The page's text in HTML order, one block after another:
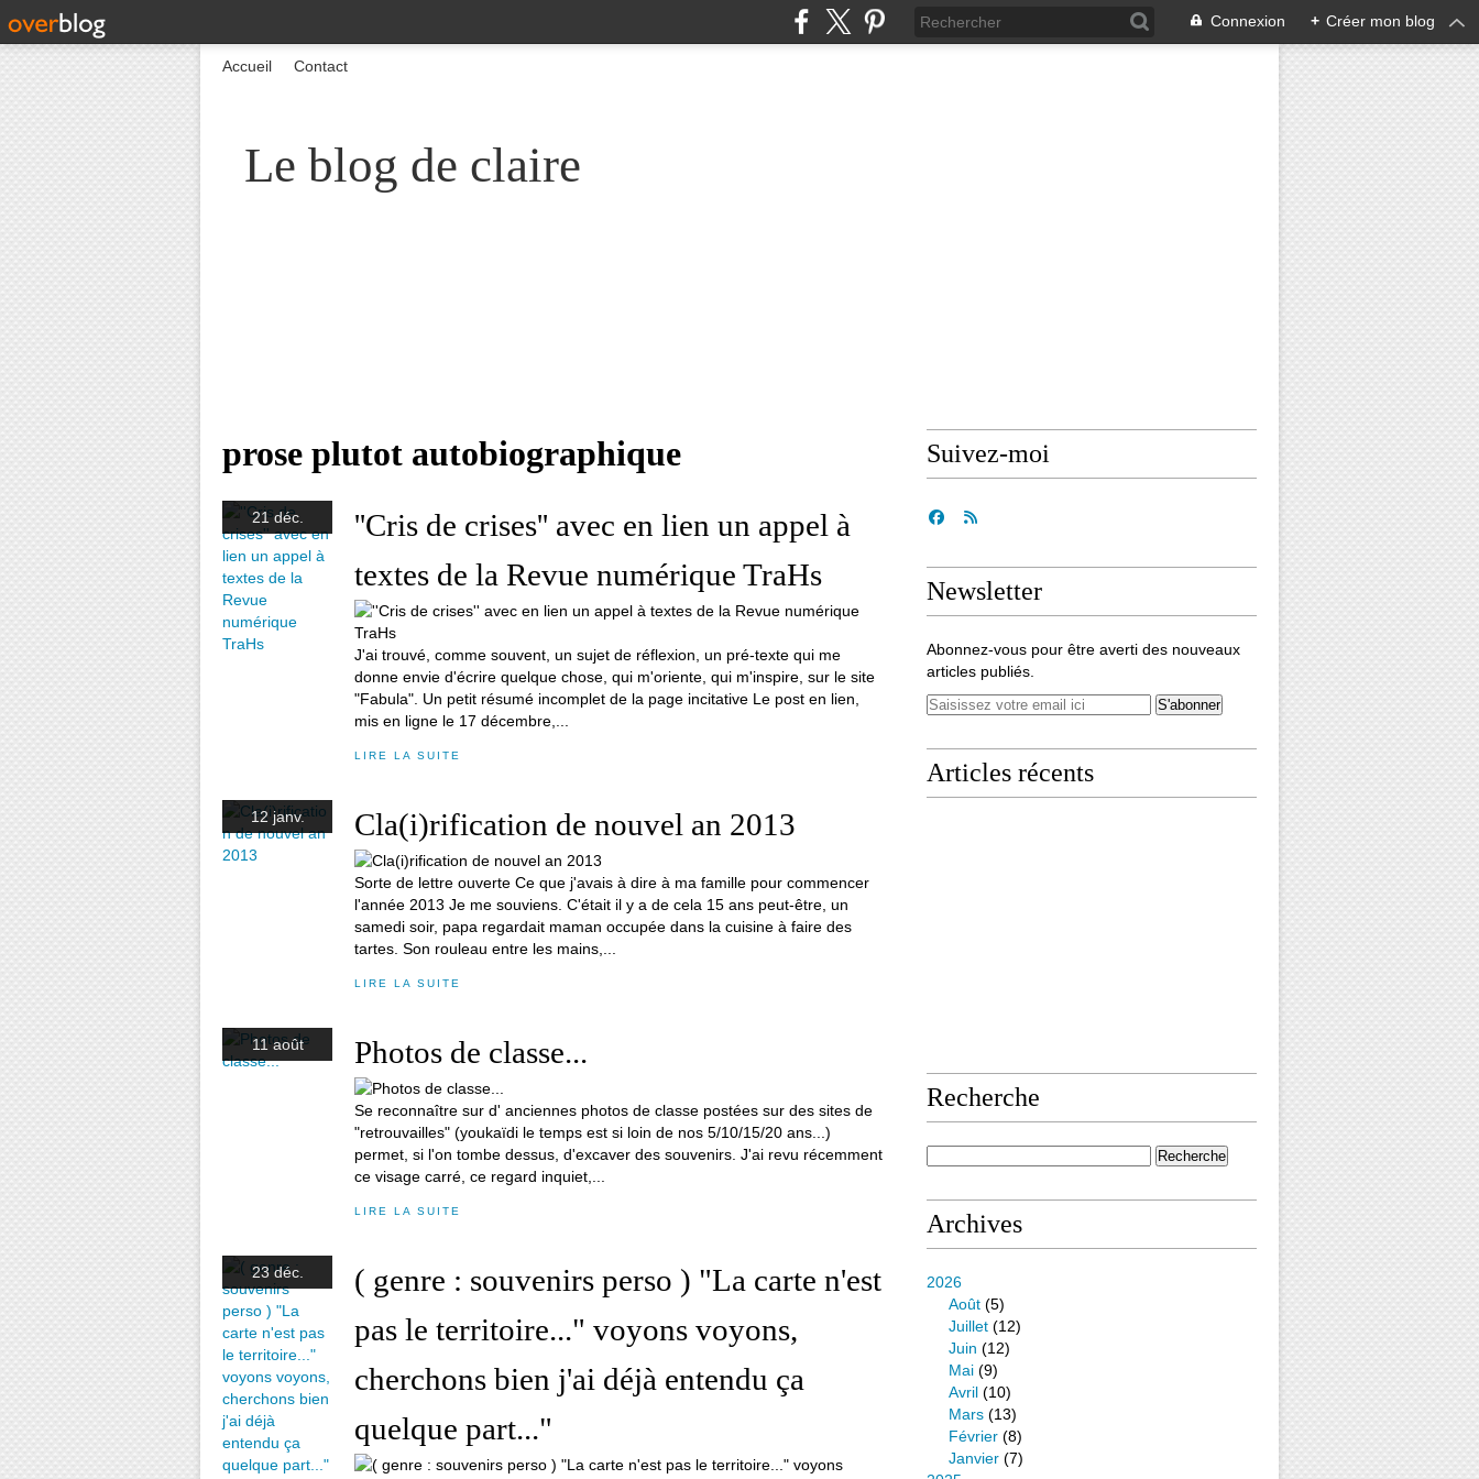
Connexion + Créer mon blog
Le blog de claire
Accueil Contact
prose plutot autobiographique
21 déc.
''Cris de crises'' avec en lien un appel à
textes de la Revue numérique TraHs
J'ai trouvé, comme souvent, un sujet de réflexion, un pré-texte qui me
donne envie d'écrire quelque chose, qui m'oriente, qui m'inspire, sur le site
"Fabula". Un petit résumé incomplet de la page incitative Le post en lien,
mis en ligne le 17 décembre,...
LIRE LA SUITE
12 janv. Cla(i)rification de nouvel an 2013
Sorte de lettre ouverte Ce que j'avais à dire à ma famille pour commencer
l'année 2013 Je me souviens. C'était il y a de cela 15 ans peut-être, un
samedi soir, papa regardait maman occupée dans la cuisine à faire des
tartes. Son rouleau entre les mains,...
LIRE LA SUITE
11 août Photos de classe...
Se reconnaître sur d' anciennes photos de classe postées sur des sites de
"retrouvailles" (youkaïdi le temps est si loin de nos 5/10/15/20 ans...)
permet, si l'on tombe dessus, d'excaver des souvenirs. J'ai revu récemment
ce visage carré, ce regard inquiet,...
LIRE LA SUITE
23 déc.
( genre : souvenirs perso ) "La carte n'est
pas le territoire..." voyons voyons,
cherchons bien j'ai déjà entendu ça
quelque part..."
Suivez-moi
Newsletter
Abonnez-vous pour être averti des nouveaux
articles publiés.
Articles récents
Recherche
Archives
2026
Août (5)
Juillet (12)
Juin (12)
Mai (9)
Avril (10)
Mars (13)
Février (8)
Janvier (7)